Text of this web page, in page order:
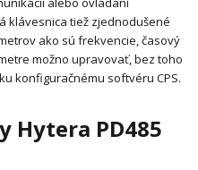
klávesnica tiež zjednodušené
ako sú frekvencie, časový
možno upravovať, bez toho
konfiguračnému softvéru CPS.
Hytera PD485